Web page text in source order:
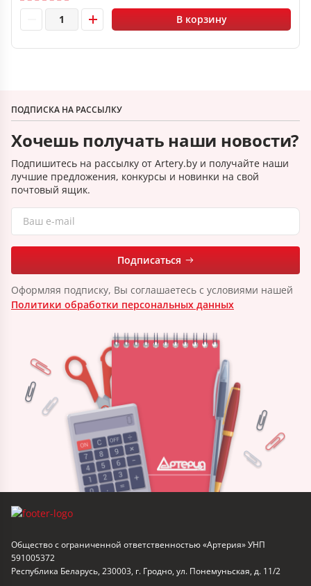
В корзину
ПОДПИСКА НА РАССЫЛКУ
Хочешь получать наши новости?
Подпишитесь на рассылку от Artery.by и получайте наши
лучшие предложения, конкурсы и новинки на свой
почтовый ящик.
Подписаться
Оформляя подписку, Вы соглашаетесь с условиями нашей
Политики обработки персональных данных
Общество с ограниченной ответственностью «Артерия» УНП
591005372
Республика Беларусь, 230003, г. Гродно, ул. Понемуньская, д. 11/2